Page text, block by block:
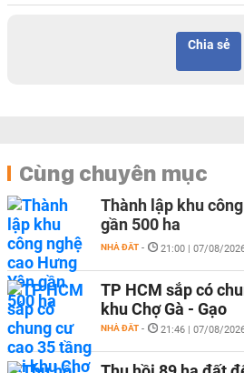
Chia sẻ
Cùng chuyên mục
Thành lập khu
gần 500 ha
NHÀ ĐẤT - 21:00 | 07/08/
TP HCM sắp có
khu Chợ Gà - Gạo
NHÀ ĐẤT - 21:46 | 07/08/